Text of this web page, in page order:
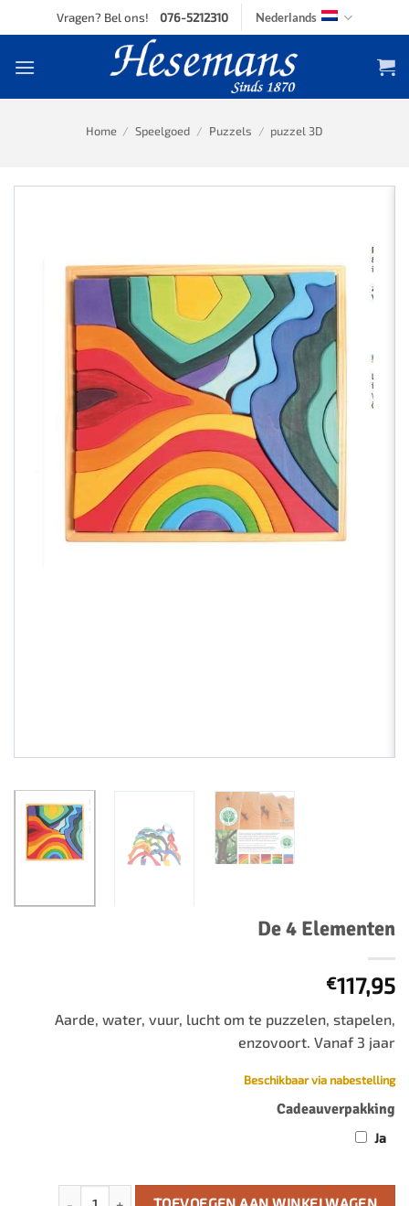
to
Vragen? Bel ons! 076-5212310 Nederlands
Home / Speelgoed / Puzzels / puzzel 3D
De 4 Elementen
€117,95
Aarde, water, vuur, lucht om te puzzelen, stapelen,
enzovoort. Vanaf 3 jaar
Beschikbaar via nabestelling
Cadeauverpakking
Ja
De 4 Elementen aantal